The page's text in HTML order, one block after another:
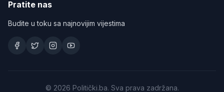
Pratite nas
Budite u toku sa najnovijim vijestima
© 2026 Politički.ba. Sva prava zadržana.